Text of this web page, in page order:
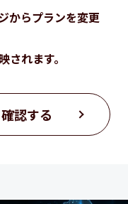
からプランを変更
れます。
認する